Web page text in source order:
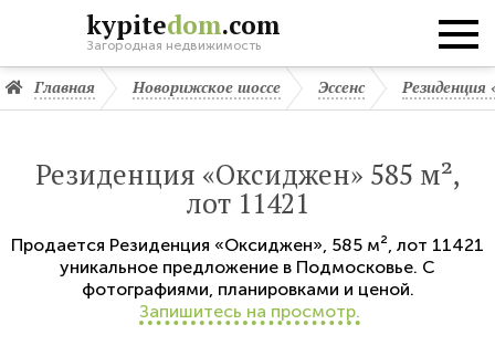
kypitedom.com
Загородная недвижимость
Главная Новорижское шоссе Эссенс Резиденция
Резиденция «Оксиджен» 585 м²,
лот 11421
Продается Резиденция «Оксиджен», 585 м², лот 11421
уникальное предложение в Подмосковье. С
фотографиями, планировками и ценой.
Запишитесь на просмотр.